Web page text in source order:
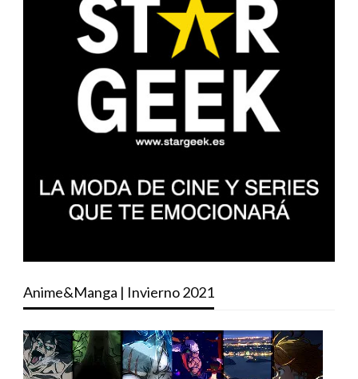
Anime&Manga | Invierno 2021